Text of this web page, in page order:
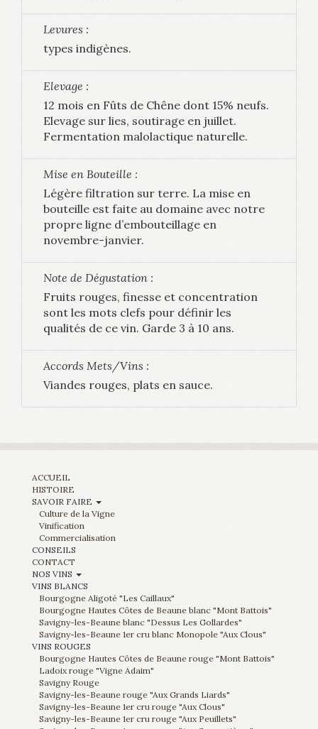
Levures :
types indigènes.
Elevage :
12 mois en Fûts de Chêne dont 15% neufs.
Elevage sur lies, soutirage en juillet.
Fermentation malolactique naturelle.
Mise en Bouteille :
Légère filtration sur terre. La mise en
bouteille est faite au domaine avec notre
propre ligne d’embouteillage en
novembre-janvier.
Note de Dégustation :
Fruits rouges, finesse et concentration
sont les mots clefs pour définir les
qualités de ce vin. Garde 3 à 10 ans.
Accords Mets/Vins :
Viandes rouges, plats en sauce.
ACCUEIL
HISTOIRE
SAVOIR FAIRE
Culture de la Vigne
Vinification
Commercialisation
CONSEILS
CONTACT
NOS VINS
VINS BLANCS
Bourgogne Aligoté "Les Caillaux"
Bourgogne Hautes Côtes de Beaune blanc "Mont Battois"
Savigny-les-Beaune blanc "Dessus Les Gollardes"
Savigny-les-Beaune 1er cru blanc Monopole "Aux Clous"
VINS ROUGES
Bourgogne Hautes Côtes de Beaune rouge "Mont Battois"
Ladoix rouge "Vigne Adaim"
Savigny Rouge
Savigny-les-Beaune rouge "Aux Grands Liards"
Savigny-les-Beaune 1er cru rouge "Aux Clous"
Savigny-les-Beaune 1er cru rouge "Aux Peuillets"